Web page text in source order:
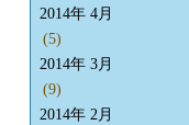
2014年 4月
(5)
2014年 3月
(9)
2014年 2月